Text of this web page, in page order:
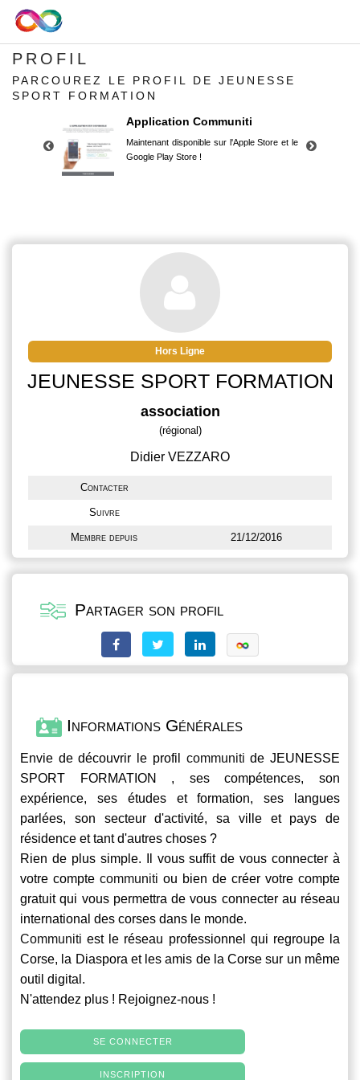
PROFIL
PARCOUREZ LE PROFIL DE JEUNESSE
SPORT FORMATION
Application Communiti
Maintenant disponible sur l'Apple Store et le
Google Play Store !
Google Play Store !
Hors Ligne
JEUNESSE SPORT FORMATION
association
(régional)
Didier VEZZARO
Contacter
Suivre
Membre depuis 21/12/2016
Partager son profil
Informations Générales
Envie de découvrir le profil communiti de JEUNESSE
SPORT FORMATION , ses compétences, son
expérience, ses études et formation, ses langues
parlées, son secteur d'activité, sa ville et pays de
résidence et tant d'autres choses ?
Rien de plus simple. Il vous suffit de vous connecter à
votre compte communiti ou bien de créer votre compte
gratuit qui vous permettra de vous connecter au réseau
international des corses dans le monde.
Communiti est le réseau professionnel qui regroupe la
Corse, la Diaspora et les amis de la Corse sur un même
outil digital.
N'attendez plus ! Rejoignez-nous !
SE CONNECTER
INSCRIPTION